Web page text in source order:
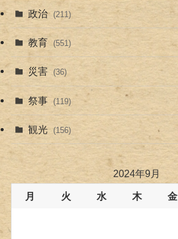
政治 (211)
教育 (551)
災害 (36)
祭事 (119)
観光 (156)
2024年9月
月 火 水 木 金